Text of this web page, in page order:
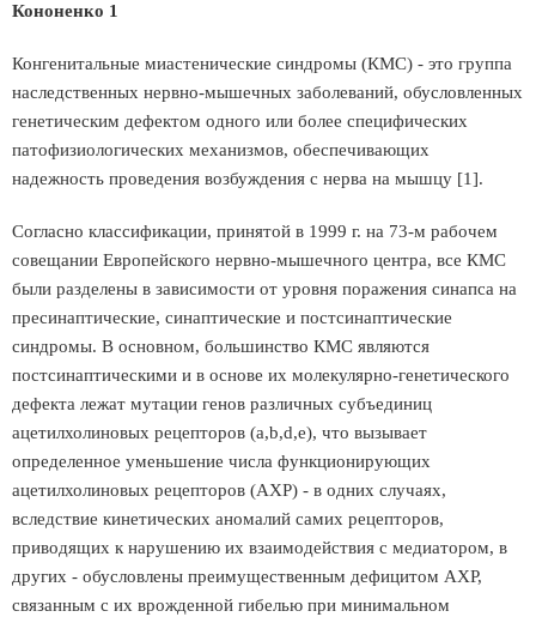
Кононенко 1
Конгенитальные миастенические синдромы (КМС) - это группа
наследственных нервно-мышечных заболеваний, обусловленных
генетическим дефектом одного или более специфических
патофизиологических механизмов, обеспечивающих
надежность проведения возбуждения с нерва на мышцу [1].
Согласно классификации, принятой в 1999 г. на 73-м рабочем
совещании Европейского нервно-мышечного центра, все КМС
были разделены в зависимости от уровня поражения синапса на
пресинаптические, синаптические и постсинаптические
синдромы. В основном, большинство КМС являются
постсинаптическими и в основе их молекулярно-генетического
дефекта лежат мутации генов различных субъединиц
ацетилхолиновых рецепторов (a,b,d,e), что вызывает
определенное уменьшение числа функционирующих
ацетилхолиновых рецепторов (АХР) - в одних случаях,
вследствие кинетических аномалий самих рецепторов,
приводящих к нарушению их взаимодействия с медиатором, в
других - обусловлены преимущественным дефицитом АХР,
связанным с их врожденной гибелью при минимальном